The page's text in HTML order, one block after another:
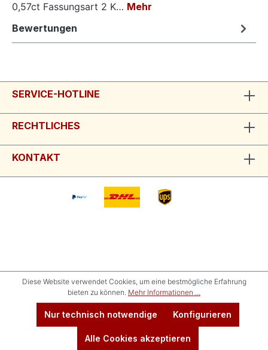
0,57ct Fassungsart 2 K… Mehr
Bewertungen
SERVICE-HOTLINE
RECHTLICHES
KONTAKT
Diese Website verwendet Cookies, um eine bestmögliche Erfahrung
bieten zu können. Mehr Informationen ...
Nur technisch notwendige Konfigurieren
Alle Cookies akzeptieren